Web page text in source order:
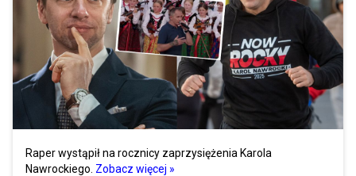
Raper wystąpił na rocznicy zaprzysiężenia Karola
Nawrockiego. Zobacz więcej »